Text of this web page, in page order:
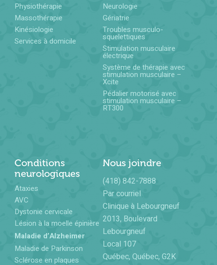
Physiothérapie
Massothérapie
Kinésiologie
Services à domicile
Neurologie
Gériatrie
Troubles musculo-
squelettiques
Stimulation musculaire
électrique
Système de thérapie avec
stimulation musculaire –
Xcite
Pédalier motorisé avec
stimulation musculaire –
RT300
Conditions
neurologiques
Ataxies
AVC
Dystonie cervicale
Lésion à la moelle épinière
Maladie d’Alzheimer
Maladie de Parkinson
Sclérose en plaques
Nous joindre
(418) 842-7888
Par courriel
Clinique à Lebourgneuf
2013, Boulevard
Lebourgneuf
Local 107
Québec, Québec, G2K